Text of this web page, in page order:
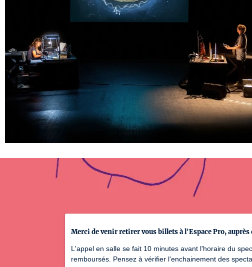
Merci de venir retirer vous billets à l'Espace Pro,
L'appel en salle se fait 10 minutes avant l'horaire du
remboursés. Pensez à vérifier l'enchainement des